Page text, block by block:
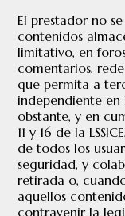
El prestador no
contenidos
limitativo, en
comentarios,
que permita a
independiente
obstante, y en
11 y 16 de la
de todos los
seguridad, y
retirada o,
aquellos
contravenir la